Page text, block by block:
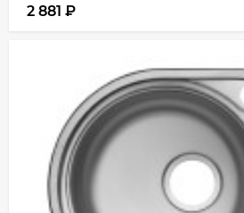
2 881 ₽